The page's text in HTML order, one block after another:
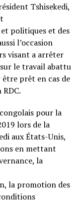
Tshisekedi,
politiques et des
l’occasion
visant a arrêter
le travail abattu
prêt en cas de
pour la
lors de la
aux États-Unis,
en mettant
la
la promotion des